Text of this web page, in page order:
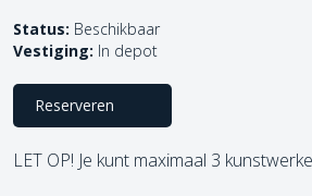
Status: Beschikbaar
Vestiging: In depot
Reserveren
LET OP! Je kunt maximaal 3